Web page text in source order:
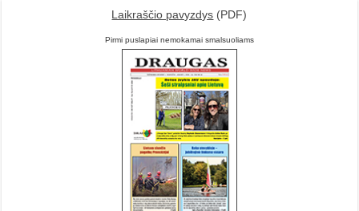
Laikraščio pavyzdys (PDF)
Pirmi puslapiai nemokamai smalsuoliams